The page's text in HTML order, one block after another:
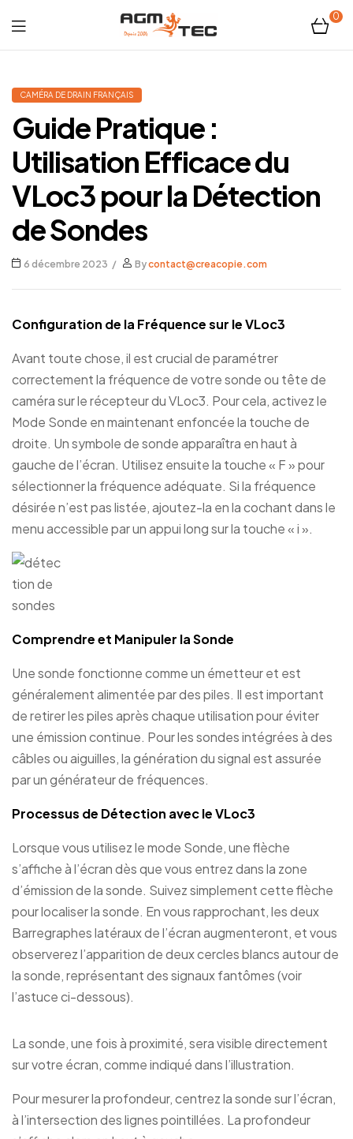
Tubicam®
XL
–
Caméra
d'inspection
Ø50
mm
0
CAMÉRA DE DRAIN FRANÇAIS
Guide Pratique :
Utilisation Efficace du
VLoc3 pour la Détection
de Sondes
6 décembre 2023 Bycontact@creacopie.com
Configuration de la Fréquence sur le VLoc3
Avant toute chose, il est crucial de paramétrer
correctement la fréquence de votre sonde ou tête de
caméra sur le récepteur du VLoc3. Pour cela, activez le
Mode Sonde en maintenant enfoncée la touche de
droite. Un symbole de sonde apparaîtra en haut à
gauche de l’écran. Utilisez ensuite la touche « F » pour
sélectionner la fréquence adéquate. Si la fréquence
désirée n’est pas listée, ajoutez-la en la cochant dans le
menu accessible par un appui long sur la touche « i ».
Comprendre et Manipuler la Sonde
Une sonde fonctionne comme un émetteur et est
généralement alimentée par des piles. Il est important
de retirer les piles après chaque utilisation pour éviter
une émission continue. Pour les sondes intégrées à des
câbles ou aiguilles, la génération du signal est assurée
par un générateur de fréquences.
Processus de Détection avec le VLoc3
Lorsque vous utilisez le mode Sonde, une flèche
s’affiche à l’écran dès que vous entrez dans la zone
d’émission de la sonde. Suivez simplement cette flèche
pour localiser la sonde. En vous rapprochant, les deux
Barregraphes latéraux de l’écran augmenteront, et vous
observerez l’apparition de deux cercles blancs autour de
la sonde, représentant des signaux fantômes (voir
l’astuce ci-dessous).
La sonde, une fois à proximité, sera visible directement
sur votre écran, comme indiqué dans l’illustration.
Pour mesurer la profondeur, centrez la sonde sur l’écran,
à l’intersection des lignes pointillées. La profondeur